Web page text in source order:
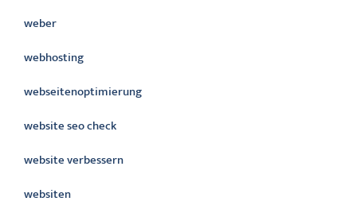
weber
webhosting
webseitenoptimierung
website seo check
website verbessern
websiten